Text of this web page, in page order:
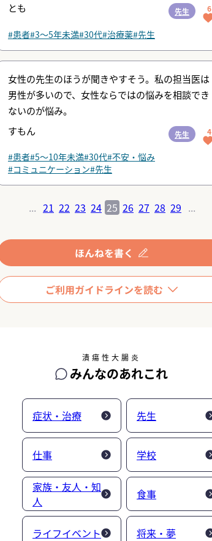
とも
先生 6
#患者#3〜5年未満#30代#治療薬#先生
女性の先生のほうが聞きやすそう。私の担当医は
男性が多いので、女性ならではの悩みを相談でき
ないのが悩み。
すもん
先生 4
#患者#5〜10年未満#30代#不安・悩み
#コミュニケーション#先生
... 21 22 23 24 25 26 27 28 29 ...
潰瘍性大腸炎
みんなのあれこれ
症状・治療 先生
仕事 学校
家族・友人・知
人
食事
ライフイベント 将来・夢